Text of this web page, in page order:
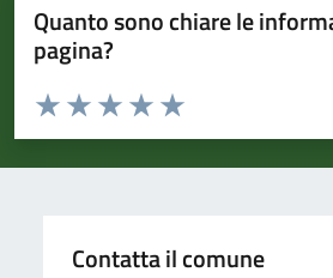
Quanto sono chiare le
pagina?
Valuta da 1 a 5 stelle la pagina
Valuta 5 stelle su 5
Valuta 4 stelle su 5
Valuta 3 stelle su 5
Valuta 2 stelle su 5
Valuta 1 stelle su 5
Contatta il comune